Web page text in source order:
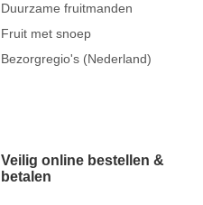
Duurzame fruitmanden
Fruit met snoep
Bezorgregio's (Nederland)
Veilig online bestellen &
betalen